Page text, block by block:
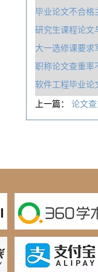
毕业论文不合格
研究生课程论文
大一选修课要
职称论文查重率
软件工程毕业论
上一篇： 论文